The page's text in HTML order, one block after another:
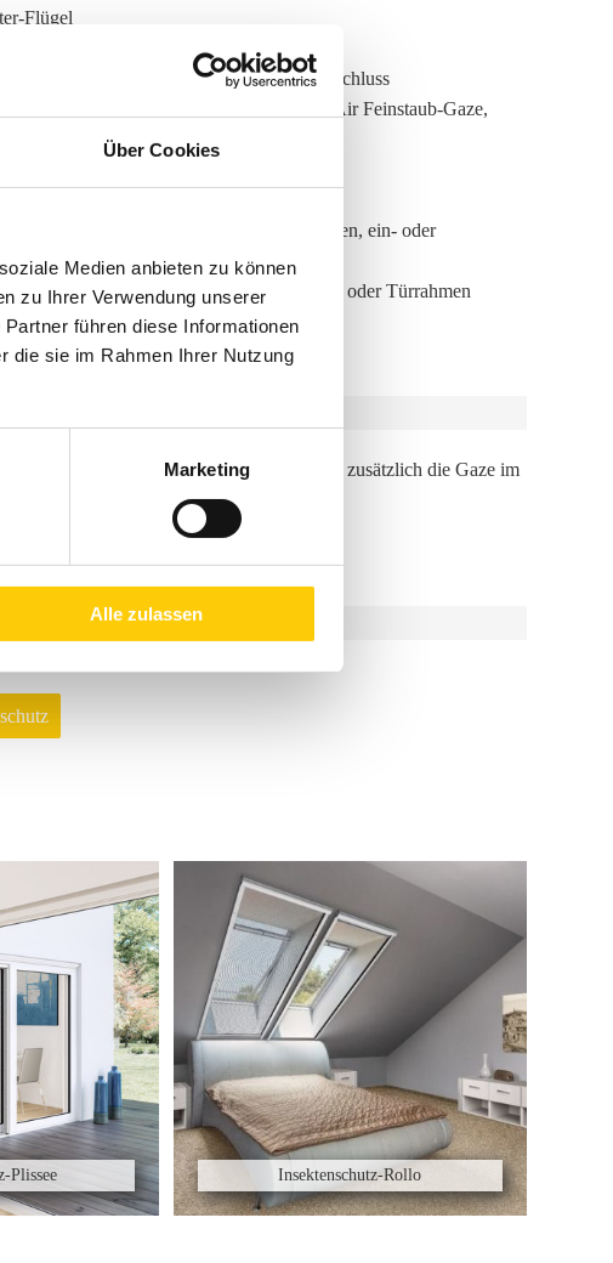
Über Cookies
Medien anbieten zu können
zu Ihrer Verwendung unserer
führen diese Informationen
die sie im Rahmen Ihrer Nutzung
Marketing
Alle zulassen
Flügel
integrierte Schließhilfe und Magnetverschluss
Pollenschutz-Gaze, WAREMA VisionAir Feinstaub-Gaze,
häufig zu öffnende Fenster und Türen, ein- oder
Türaustritte bzw. Fensterbänke
ohne Montagerahmen auf Fenster oder Türrahmen
unteren Bereich.
Plissee Insektenschutz-Rollo